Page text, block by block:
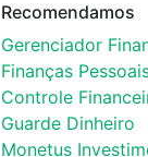
Recomendamos
Gerenciador
Finanças
Controle
Guarde Dinheiro
Monetus